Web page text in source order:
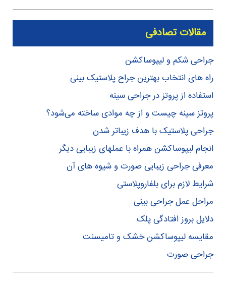
مقالات تصادفی
جراحی شکم و لیپوساکشن
راه های انتخاب بهترین جراح پلاستیک بینی
استفاده از پروتز در جراحی سینه
پروتز سینه چیست و از چه موادی ساخته می‌شود؟
جراحی پلاستیک با هدف زیباتر شدن
انجام لیپوساکشن همراه با عملهای زیبایی دیگر
معرفی جراحی زیبایی صورت و شیوه های آن
شرایط لازم برای بلفاروپلاستی
مراحل عمل جراحی بینی
دلایل بروز افتادگی پلک
مقایسه لیپوساکشن خشک و تامیسنت
جراحی صورت